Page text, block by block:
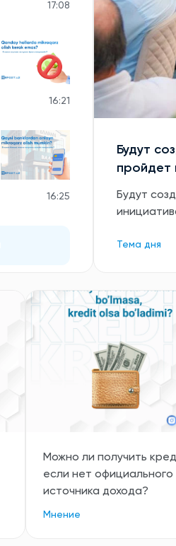
17:08
16:21
16:25
Будут
пройдет
Будут
Тема дня
Можно ли получить
если нет официального
источника дохода?
Мнение